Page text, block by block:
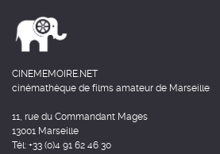
CINEMEMOIRE.NET
cinémathèque de films amateur de Marseille
11, rue du Commandant Mages
13001 Marseille
Tél: +33 (0)4 91 62 46 30